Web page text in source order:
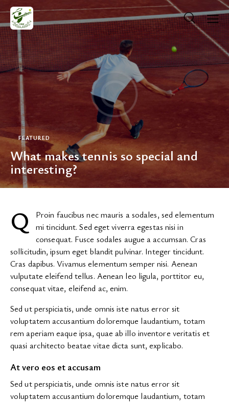
FEATURED
What makes tennis so special and
interesting?
Q
Proin faucibus nec mauris a sodales, sed elementum
mi tincidunt. Sed eget viverra egestas nisi in
consequat. Fusce sodales augue a accumsan. Cras
sollicitudin, ipsum eget blandit pulvinar. Integer tincidunt.
Cras dapibus. Vivamus elementum semper nisi. Aenean
vulputate eleifend tellus. Aenean leo ligula, porttitor eu,
consequat vitae, eleifend ac, enim.
Sed ut perspiciatis, unde omnis iste natus error sit
voluptatem accusantium doloremque laudantium, totam
rem aperiam eaque ipsa, quae ab illo inventore veritatis et
quasi architecto beatae vitae dicta sunt, explicabo.
At vero eos et accusam
Sed ut perspiciatis, unde omnis iste natus error sit
voluptatem accusantium doloremque laudantium, totam